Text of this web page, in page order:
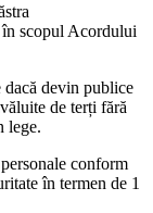
scopul Acordului
devin publice
de terți fără
lege.
conform
în termen de 1